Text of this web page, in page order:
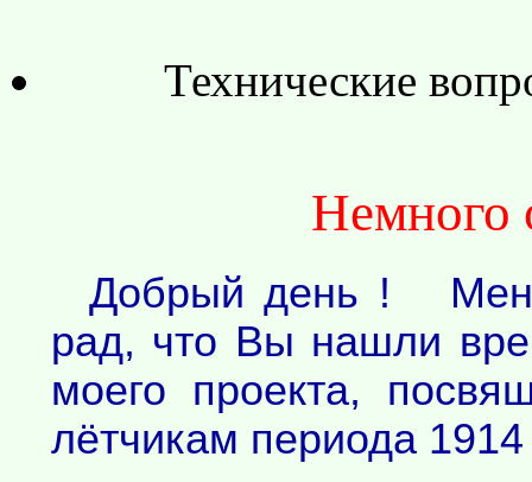
Технические
Немного
Добрый день !
рад, что Вы нашли
моего проекта,
лётчикам периода